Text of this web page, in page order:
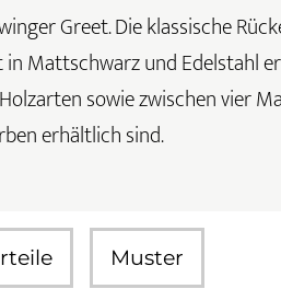
Greet. Die klassische
Mattschwarz und Edelstahl
sowie zwischen vier
erhältlich sind.
Muster